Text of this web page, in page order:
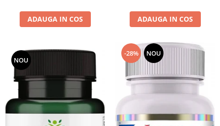
ADAUGA IN COS ADAUGA IN COS
NOU
-28% NOU